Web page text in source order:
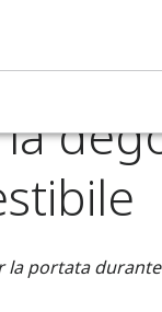
del
portata